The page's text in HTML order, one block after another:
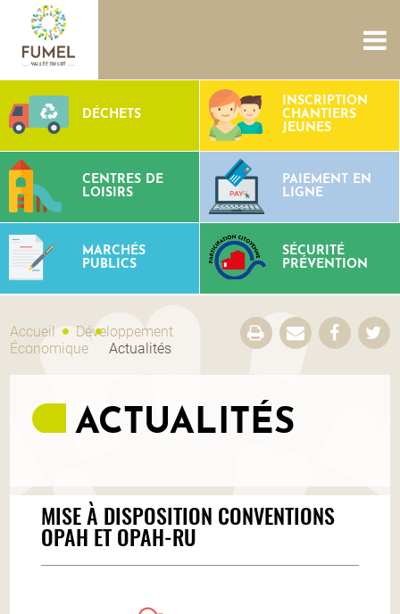
CULTURE PATRIMOINE SITES AQUATIQUES TOURISME
CONTACTS
DÉCHETS
INSCRIPTION
CHANTIERS
JEUNES
CENTRES DE
LOISIRS
PAIEMENT EN
LIGNE
MARCHÉS
PUBLICS
SÉCURITÉ
PRÉVENTION
Accueil
Développement
Économique
Actualités
ACTUALITÉS
MISE À DISPOSITION CONVENTIONS
OPAH ET OPAH-RU